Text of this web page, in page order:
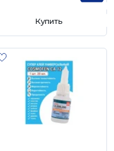
Купить